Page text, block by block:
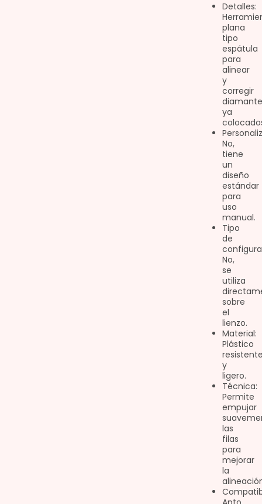
Detalles:
plana
tipo
espátula
para
alinear
y
corregir
ya
No,
tiene
un
diseño
estándar
para
uso
manual.
Tipo
de
No,
se
utiliza
sobre
el
lienzo.
Material:
Plástico
y
ligero.
Técnica:
Permite
empujar
las
filas
para
mejorar
la